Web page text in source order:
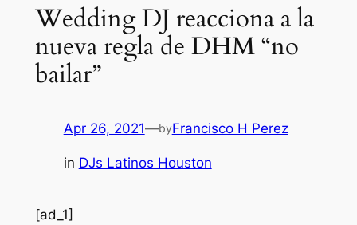
Wedding DJ reacciona a la
nueva regla de DHM “no
bailar”
Apr 26, 2021—byFrancisco H Perez
in DJs Latinos Houston
[ad_1]